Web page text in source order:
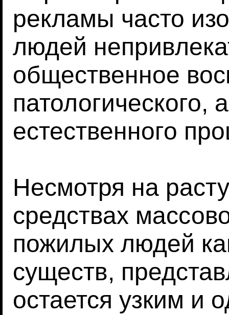
рекламы часто
людей
общественное
патологического,
естественного
Несмотря на
средствах
пожилых людей
существ,
остается узким и